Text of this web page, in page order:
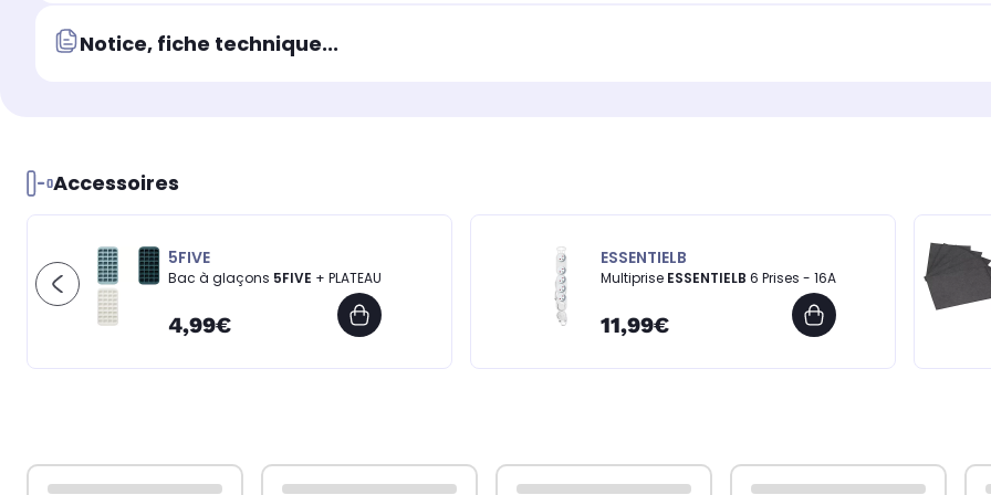
Notice, fiche technique...
Accessoires
5FIVE
Bac à glaçons 5FIVE + PLATEAU
4,99€
ESSENTIELB
Multiprise ESSENTIELB 6 Prises - 16A
11,99€